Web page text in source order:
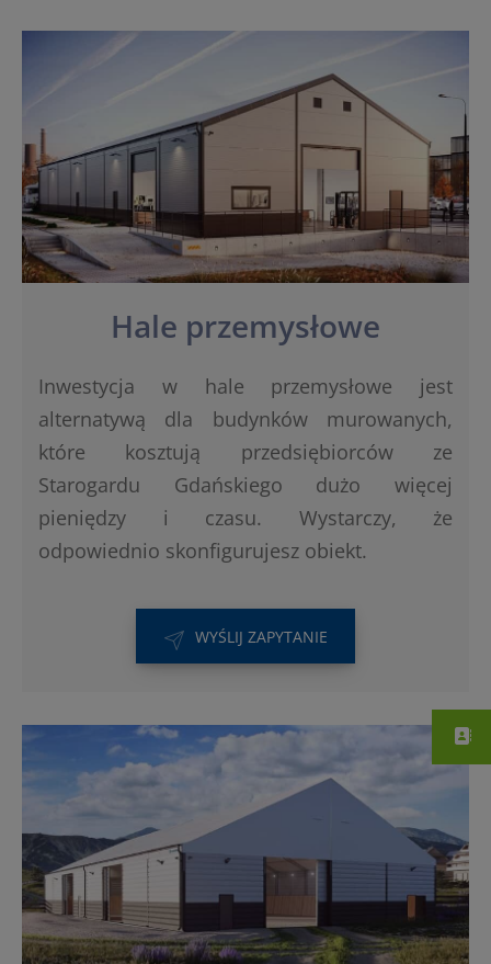
Hale przemysłowe
Inwestycja w hale przemysłowe jest
alternatywą dla budynków murowanych,
które kosztują przedsiębiorców ze
Starogardu Gdańskiego dużo więcej
pieniędzy i czasu. Wystarczy, że
odpowiednio skonfigurujesz obiekt.
WYŚLIJ ZAPYTANIE